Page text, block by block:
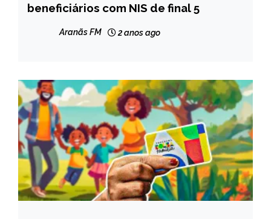
NOTÍCIAS
beneficiários com NIS de final 5
Aranãs FM 2 anos ago